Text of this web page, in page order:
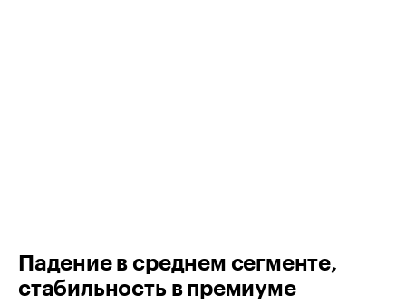
Падение в среднем сегменте,
стабильность в премиуме